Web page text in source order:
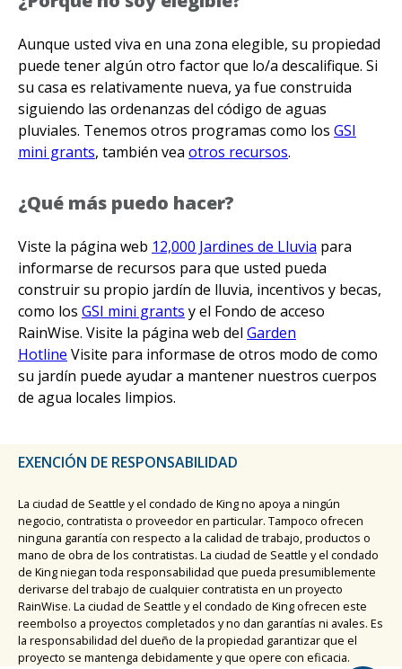
Aunque usted viva en una zona elegible, su propiedad
puede tener algún otro factor que lo/a descalifique. Si
su casa es relativamente nueva, ya fue construida
siguiendo las ordenanzas del código de aguas
pluviales. Tenemos otros programas como los GSI
mini grants, también vea otros recursos.
¿Qué más puedo hacer?
Viste la página web 12,000 Jardines de Lluvia para
informarse de recursos para que usted pueda
construir su propio jardín de lluvia, incentivos y becas,
como los GSI mini grants y el Fondo de acceso
RainWise. Visite la página web del Garden
Hotline Visite para informase de otros modo de como
su jardín puede ayudar a mantener nuestros cuerpos
de agua locales limpios.
EXENCIÓN DE RESPONSABILIDAD
La ciudad de Seattle y el condado de King no apoya a ningún
negocio, contratista o proveedor en particular. Tampoco ofrecen
ninguna garantía con respecto a la calidad de trabajo, productos o
mano de obra de los contratistas. La ciudad de Seattle y el condado
de King niegan toda responsabilidad que pueda presumiblemente
derivarse del trabajo de cualquier contratista en un proyecto
RainWise. La ciudad de Seattle y el condado de King ofrecen este
reembolso a proyectos completados y no dan garantías ni avales. Es
la responsabilidad del dueño de la propiedad garantizar que el
proyecto se mantenga debidamente y que opere con eficacia.